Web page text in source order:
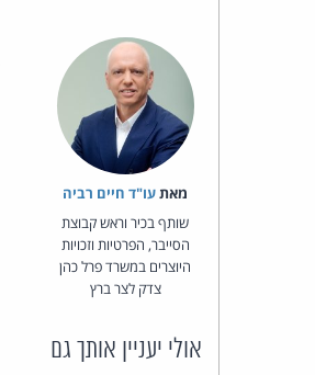
מאת‏עו"ד חיים רביה
שותף בכיר וראש קבוצת
הסייבר, הפרטיות וזכויות
היוצרים במשרד פרל כהן
צדק לצר ברץ
אולי יעניין אותך גם